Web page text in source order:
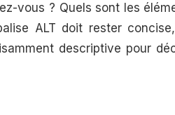
vous ? Quels sont les
ALT doit rester
descriptive pour